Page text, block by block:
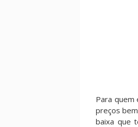
Para
preços
baixa que